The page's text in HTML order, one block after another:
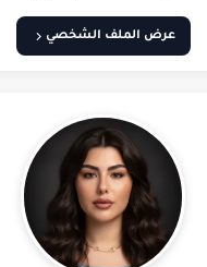
عرض الملف الشخصي